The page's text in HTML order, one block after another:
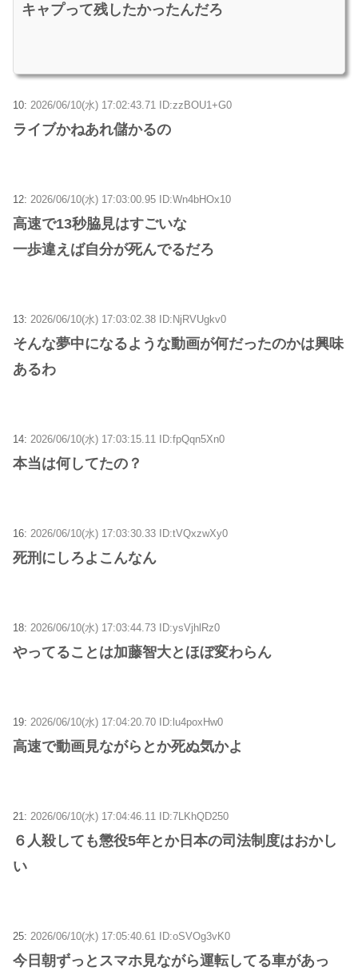
キャプって残したかったんだろ
10: 2026/06/10(水) 17:02:43.71 ID:zzBOU1+G0
ライブかねあれ儲かるの
12: 2026/06/10(水) 17:03:00.95 ID:Wn4bHOx10
高速で13秒脇見はすごいな
一歩違えば自分が死んでるだろ
13: 2026/06/10(水) 17:03:02.38 ID:NjRVUgkv0
そんな夢中になるような動画が何だったのかは興味
あるわ
14: 2026/06/10(水) 17:03:15.11 ID:fpQqn5Xn0
本当は何してたの？
16: 2026/06/10(水) 17:03:30.33 ID:tVQxzwXy0
死刑にしろよこんなん
18: 2026/06/10(水) 17:03:44.73 ID:ysVjhlRz0
やってることは加藤智大とほぼ変わらん
19: 2026/06/10(水) 17:04:20.70 ID:lu4poxHw0
高速で動画見ながらとか死ぬ気かよ
21: 2026/06/10(水) 17:04:46.11 ID:7LKhQD250
６人殺しても懲役5年とか日本の司法制度はおかし
い
25: 2026/06/10(水) 17:05:40.61 ID:oSVOg3vK0
今日朝ずっとスマホ見ながら運転してる車があっ